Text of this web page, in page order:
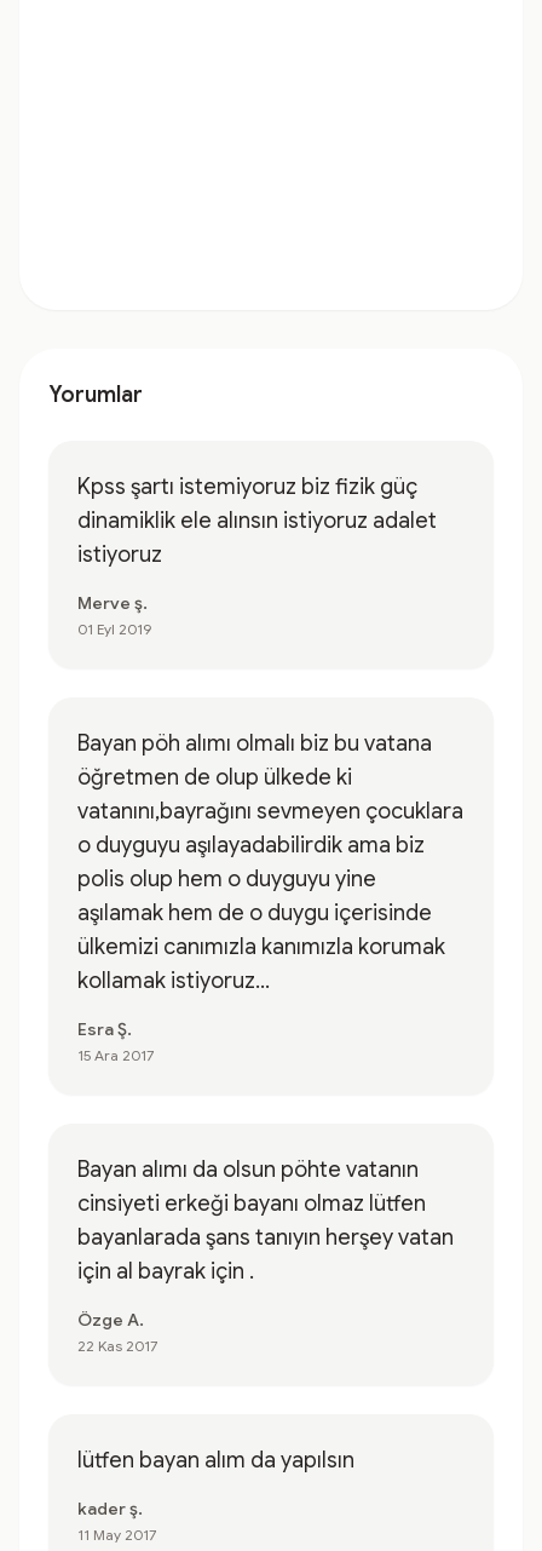
Yorumlar
Kpss şartı istemiyoruz biz fizik güç
dinamiklik ele alınsın istiyoruz adalet
istiyoruz
Merve ş.
01 Eyl 2019
Bayan pöh alımı olmalı biz bu vatana
öğretmen de olup ülkede ki
vatanını,bayrağını sevmeyen çocuklara
o duyguyu aşılayadabilirdik ama biz
polis olup hem o duyguyu yine
aşılamak hem de o duygu içerisinde
ülkemizi canımızla kanımızla korumak
kollamak istiyoruz...
Esra Ş.
15 Ara 2017
Bayan alımı da olsun pöhte vatanın
cinsiyeti erkeği bayanı olmaz lütfen
bayanlarada şans tanıyın herşey vatan
için al bayrak için .
Özge A.
22 Kas 2017
lütfen bayan alım da yapılsın
kader ş.
11 May 2017